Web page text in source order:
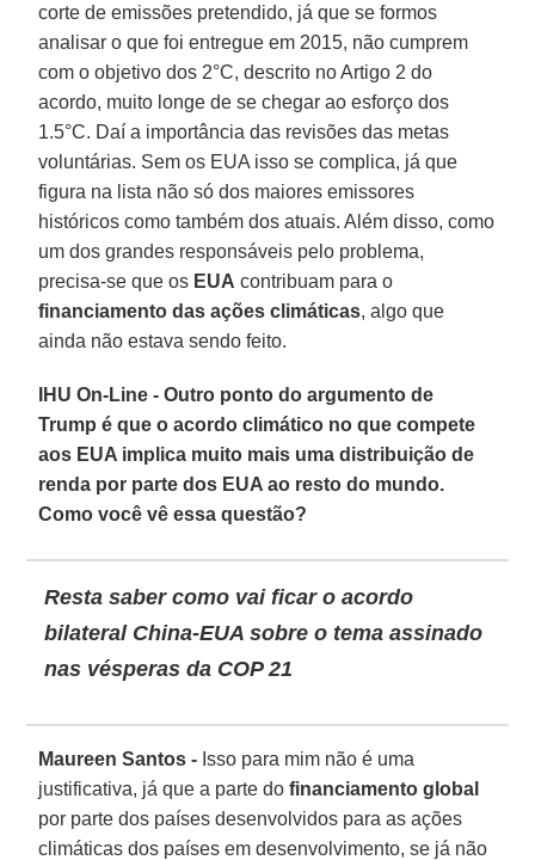
corte de emissões pretendido, já que se formos
analisar o que foi entregue em 2015, não cumprem
com o objetivo dos 2°C, descrito no Artigo 2 do
acordo, muito longe de se chegar ao esforço dos
1.5°C. Daí a importância das revisões das metas
voluntárias. Sem os EUA isso se complica, já que
figura na lista não só dos maiores emissores
históricos como também dos atuais. Além disso, como
um dos grandes responsáveis pelo problema,
precisa-se que os EUA contribuam para o
financiamento das ações climáticas, algo que
ainda não estava sendo feito.
IHU On-Line - Outro ponto do argumento de
Trump é que o acordo climático no que compete
aos EUA implica muito mais uma distribuição de
renda por parte dos EUA ao resto do mundo.
Como você vê essa questão?
Resta saber como vai ficar o acordo
bilateral China-EUA sobre o tema assinado
nas vésperas da COP 21
Maureen Santos - Isso para mim não é uma
justificativa, já que a parte dofinanciamento global
por parte dos países desenvolvidos para as ações
climáticas dos países em desenvolvimento, se já não